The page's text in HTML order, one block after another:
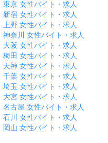
東京 女性バイト・求人
新宿 女性バイト・求人
上野 女性バイト・求人
神奈川 女性バイト・求人
大阪 女性バイト・求人
梅田 女性バイト・求人
天神 女性バイト・求人
千葉 女性バイト・求人
埼玉 女性バイト・求人
大宮 女性バイト・求人
名古屋 女性バイト・求人
石川 女性バイト・求人
岡山 女性バイト・求人